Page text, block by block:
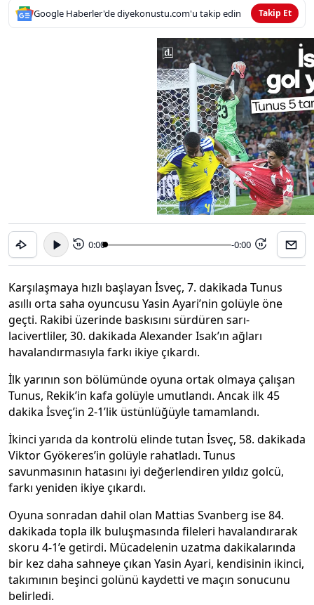
Google Haberler'de diyekonustu.com'u takip edin Takip Et
15 0:00 -0:00 15
Karşılaşmaya hızlı başlayan İsveç, 7. dakikada Tunus
asıllı orta saha oyuncusu Yasin Ayari’nin golüyle öne
geçti. Rakibi üzerinde baskısını sürdüren sarı-
lacivertliler, 30. dakikada Alexander Isak’ın ağları
havalandırmasıyla farkı ikiye çıkardı.
İlk yarının son bölümünde oyuna ortak olmaya çalışan
Tunus, Rekik’in kafa golüyle umutlandı. Ancak ilk 45
dakika İsveç’in 2-1’lik üstünlüğüyle tamamlandı.
İkinci yarıda da kontrolü elinde tutan İsveç, 58. dakikada
Viktor Gyökeres’in golüyle rahatladı. Tunus
savunmasının hatasını iyi değerlendiren yıldız golcü,
farkı yeniden ikiye çıkardı.
Oyuna sonradan dahil olan Mattias Svanberg ise 84.
dakikada topla ilk buluşmasında fileleri havalandırarak
skoru 4-1’e getirdi. Mücadelenin uzatma dakikalarında
bir kez daha sahneye çıkan Yasin Ayari, kendisinin ikinci,
takımının beşinci golünü kaydetti ve maçın sonucunu
belirledi.